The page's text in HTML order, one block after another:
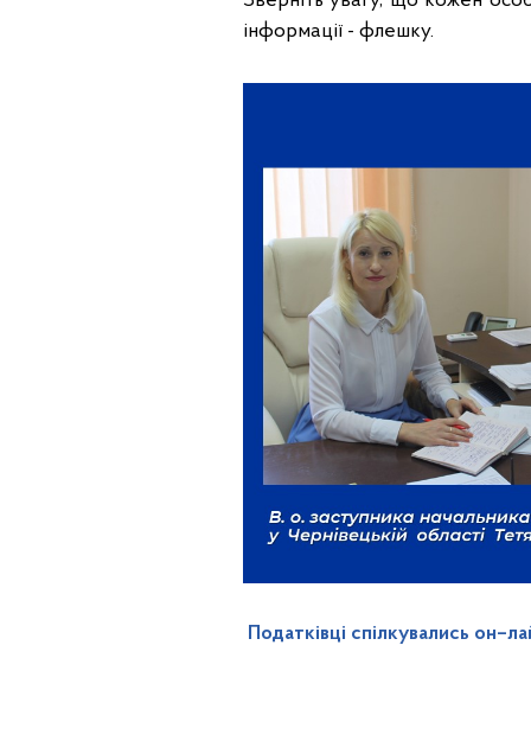
інформації - флешку.
Податківці спілкувались